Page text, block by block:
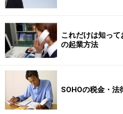
これだけは知っ
の起業方法
SOHOの税金・法